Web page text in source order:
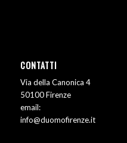
CONTATTI
Via della Canonica 4
50100 Firenze
email:
info@duomofirenze.it